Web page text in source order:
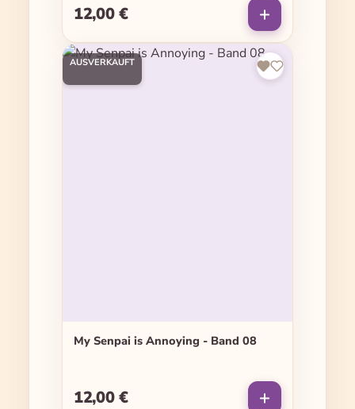
Regulärer Preis:
12,00 €
AUSVERKAUFT
My Senpai is Annoying - Band 08
Regulärer Preis:
12,00 €